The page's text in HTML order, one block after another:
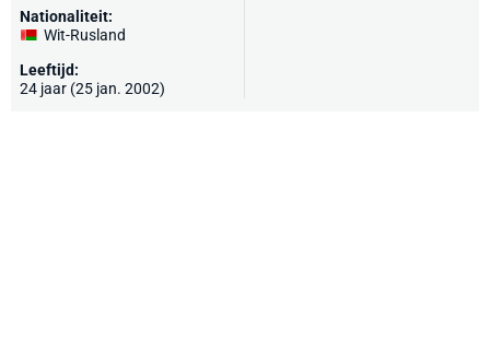
Nationaliteit:
Wit-Rusland
Leeftijd:
24 jaar (25 jan. 2002)